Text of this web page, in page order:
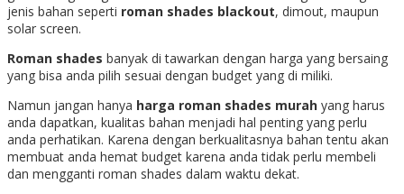
jenis bahan seperti roman shades blackout, dimout, maupun
solar screen.
Roman shades banyak di tawarkan dengan harga yang bersaing
yang bisa anda pilih sesuai dengan budget yang di miliki.
Namun jangan hanya harga roman shades murah yang harus
anda dapatkan, kualitas bahan menjadi hal penting yang perlu
anda perhatikan. Karena dengan berkualitasnya bahan tentu akan
membuat anda hemat budget karena anda tidak perlu membeli
dan mengganti roman shades dalam waktu dekat.